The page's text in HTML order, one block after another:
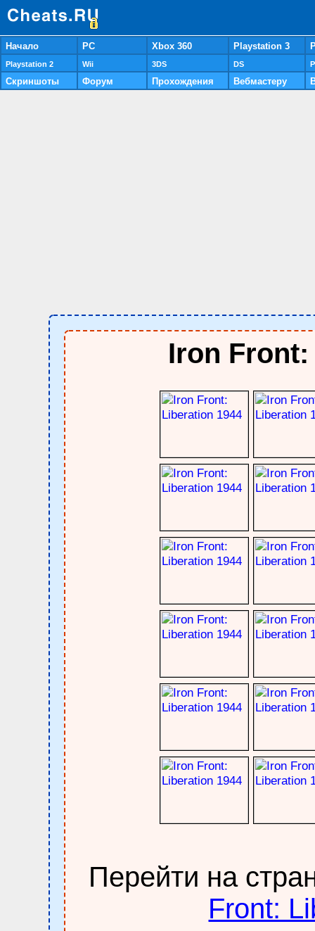
Начало PC Xbox 360 Playstation 3
Playstation 2 Wii 3DS DS
Скриншоты Форум Прохождения Вебмастеру
Iron
Перейти на
Front: